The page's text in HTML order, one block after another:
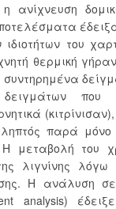
ανίχνευση
του
θερμική
συντηρημένα
που
παρά
μεταβολή του
λιγνίνης
Η ανάλυση
analysis)